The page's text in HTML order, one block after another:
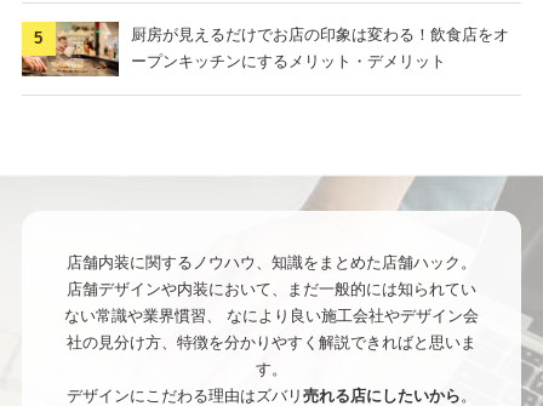
厨房が見えるだけでお店の印象は変わる！飲食店をオ
ープンキッチンにするメリット・デメリット
店舗内装に関するノウハウ、知識をまとめた店舗ハック。
店舗デザインや内装において、まだ一般的には知られてい
ない常識や業界慣習、
なにより良い施工会社やデザイン会
社の見分け方、特徴を分かりやすく解説できればと思いま
す。
デザインにこだわる理由はズバリ 売れる店にしたいから 。